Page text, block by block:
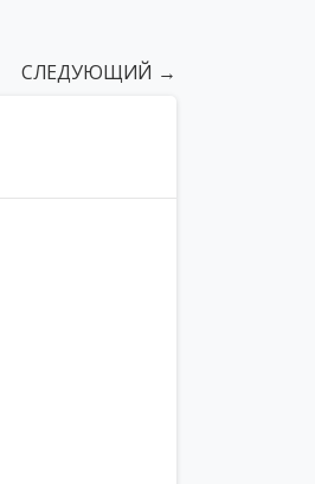
СЛЕДУЮЩИЙ →